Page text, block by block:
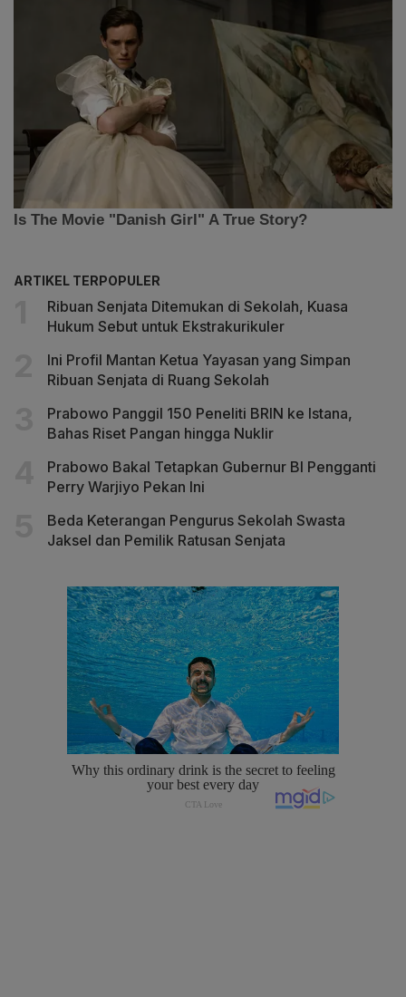
ARTIKEL TERPOPULER
Ribuan Senjata Ditemukan di Sekolah, Kuasa
Hukum Sebut untuk Ekstrakurikuler
Ini Profil Mantan Ketua Yayasan yang Simpan
Ribuan Senjata di Ruang Sekolah
Prabowo Panggil 150 Peneliti BRIN ke Istana,
Bahas Riset Pangan hingga Nuklir
Prabowo Bakal Tetapkan Gubernur BI Pengganti
Perry Warjiyo Pekan Ini
Beda Keterangan Pengurus Sekolah Swasta
Jaksel dan Pemilik Ratusan Senjata